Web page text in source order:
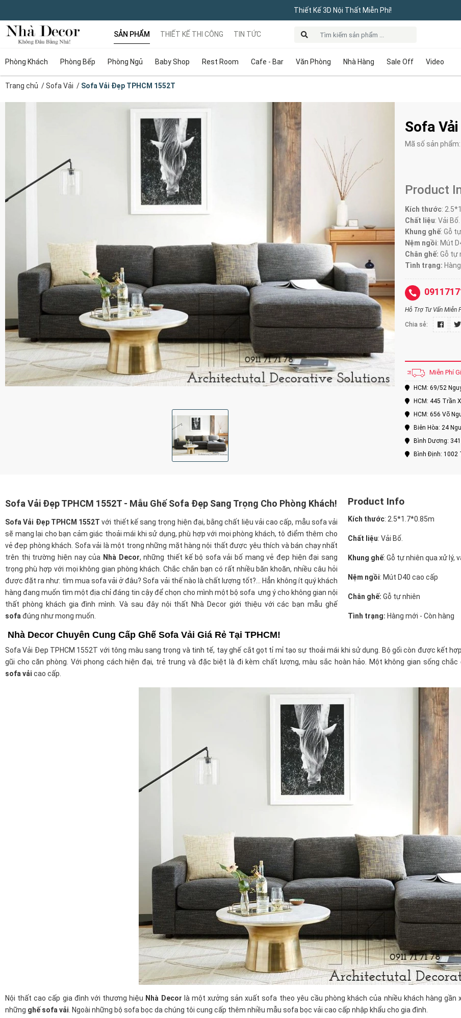
Thiết Kế 3D Nội Thất Miễn Phí!
SẢN PHẨM
Phòng Khách Phòng Bếp Phòng Ngủ Baby Shop Rest Room Cafe - Bar Văn Phòng Nhà Hàng Sale Off Video
THIẾT KẾ THI CÔNG TIN TỨC
Trang chủ /Sofa Vải / Sofa Vải Đẹp TPHCM 1552T
Sofa
Mã số sản phẩm:
Product
Kích thước:
Chất liệu: Vải Bố.
Khung ghế: Gỗ
Nệm ngồi: Mút
Chân ghế: Gỗ tự
Tình trạng:
Hỗ Trợ Tư Vấn Miễn
Chia sẻ:
Miễn Phí
HCM: 69/52
HCM: 445 Trần
HCM: 656 Võ
Biên Hòa: 24
Bình Dương:
Bình Định: 1002
Sofa Vải Đẹp TPHCM 1552T - Mẫu Ghế Sofa Đẹp Sang Trọng Cho Phòng Khách!
Sofa Vải Đẹp TPHCM 1552T với thiết kế sang trọng hiện đại, bằng chất liệu vải cao cấp, mẫu sofa vải
sẽ mang lại cho bạn cảm giác thoải mái khi sử dụng, phù hợp với mọi phòng khách, tô điểm thêm cho
vẻ đẹp phòng khách. Sofa vải là một trong những mặt hàng nội thất được yêu thích và bán chạy nhất
trên thị trường hiện nay của Nhà Decor, những thiết kế bộ sofa vải bố mang vẻ đẹp hiện đại sang
trọng phù hợp với mọi không gian phòng khách. Chắc chắn bạn có rất nhiều băn khoăn, nhiều câu hỏi
được đặt ra như: tìm mua sofa vải ở đâu? Sofa vải thế nào là chất lượng tốt?… Hẳn không ít quý khách
hàng đang muốn tìm một địa chỉ đáng tin cậy để chọn cho mình một bộ sofa ưng ý cho không gian nội
thất phòng khách gia đình mình. Và sau đây nội thất Nhà Decor giới thiệu với các bạn mẫu ghế
sofa đúng như mong muốn.
Product Info
Kích thước: 2.5*1.7*0.85m
Chất liệu: Vải Bố.
Khung ghế: Gỗ tự nhiên qua xử lý,
Nệm ngồi: Mút D40 cao cấp
Chân ghế: Gỗ tự nhiên
Tình trạng: Hàng mới - Còn hàng
Nhà Decor Chuyên Cung Cấp Ghế Sofa Vải Giá Rẻ Tại TPHCM!
Sofa Vải Đẹp TPHCM 1552T với tông màu sang trọng và tinh tế, tay ghế cắt gọt tỉ mỉ tạo sự thoải mái khi sử dụng. Bộ gối còn được kết
gũi cho căn phòng. Với phong cách hiện đại, trẻ trung và đặc biệt là đi kèm chất lượng, màu sắc hoàn hảo. Một không gian sống
sofa vải cao cấp.
Nội thất cao cấp gia đình với thương hiệu Nhà Decor là một xưởng sản xuất sofa theo yêu cầu phòng khách của nhiều khách hàng
những ghế sofa vải . Ngoài những bộ sofa bọc da chúng tôi cung cấp thêm nhiều mẫu sofa bọc vải cao cấp nhập khẩu cho gia đình.